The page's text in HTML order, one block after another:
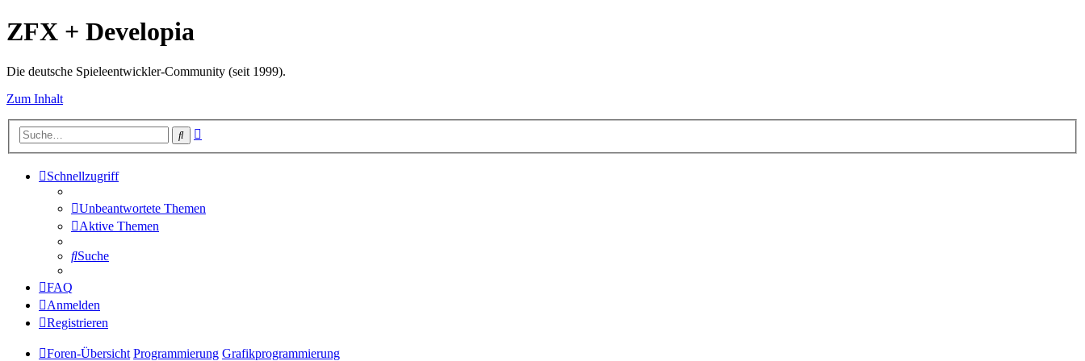
ZFX + Developia
Die deutsche Spieleentwickler-Community (seit 1999).
Zum Inhalt
Suche
Schnellzugriff
Unbeantwortete Themen
Aktive Themen
Suche
FAQ
Anmelden
Registrieren
Foren-Übersicht Programmierung Grafikprogrammierung